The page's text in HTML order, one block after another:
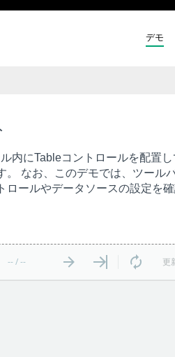
デモ
内にTableコントロールを配置
。 なお、このデモでは、ツー
ールやデータソースの設定を確